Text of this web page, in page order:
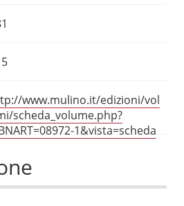
www.mulino.it/edizioni/vol
scheda_volume.php?
1&vista=scheda